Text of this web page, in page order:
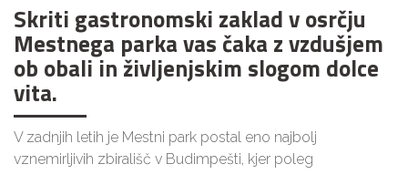
Skriti gastronomski zaklad v osrčju
Mestnega parka vas čaka z vzdušjem
ob obali in življenjskim slogom dolce
vita.
V zadnjih letih je Mestni park postal eno najbolj
vznemirljivih zbirališč v Budimpešti, kjer poleg